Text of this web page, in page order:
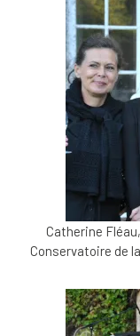
Catherine
Conservatoire de